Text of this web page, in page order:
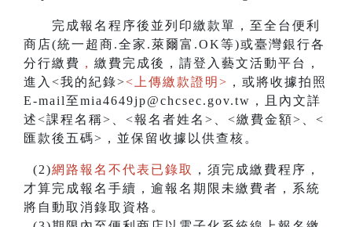
完成報名程序後並列印繳款單，至全台便利
商店(統一超商.全家.萊爾富.OK等)或臺灣銀行各
分行繳費 ， 繳費完成後，請登入藝文活動平台，
進入<我的紀錄><上傳繳款證明> ，或將收據拍照
E-mail至mia4649jp@chcsec.gov.tw，且內文詳
述<課程名稱>、<報名者姓名>、<繳費金額>、<
匯款後五碼>，並保留收據以供查核。
(2)網路報名不代表已錄取
，須完成繳費程序，
才算完成報名手續，逾報名期限未繳費者，系統
將自動取消錄取資格。